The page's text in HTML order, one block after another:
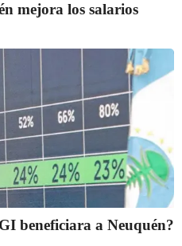
mejora los salarios
beneficiara a Neuquén?